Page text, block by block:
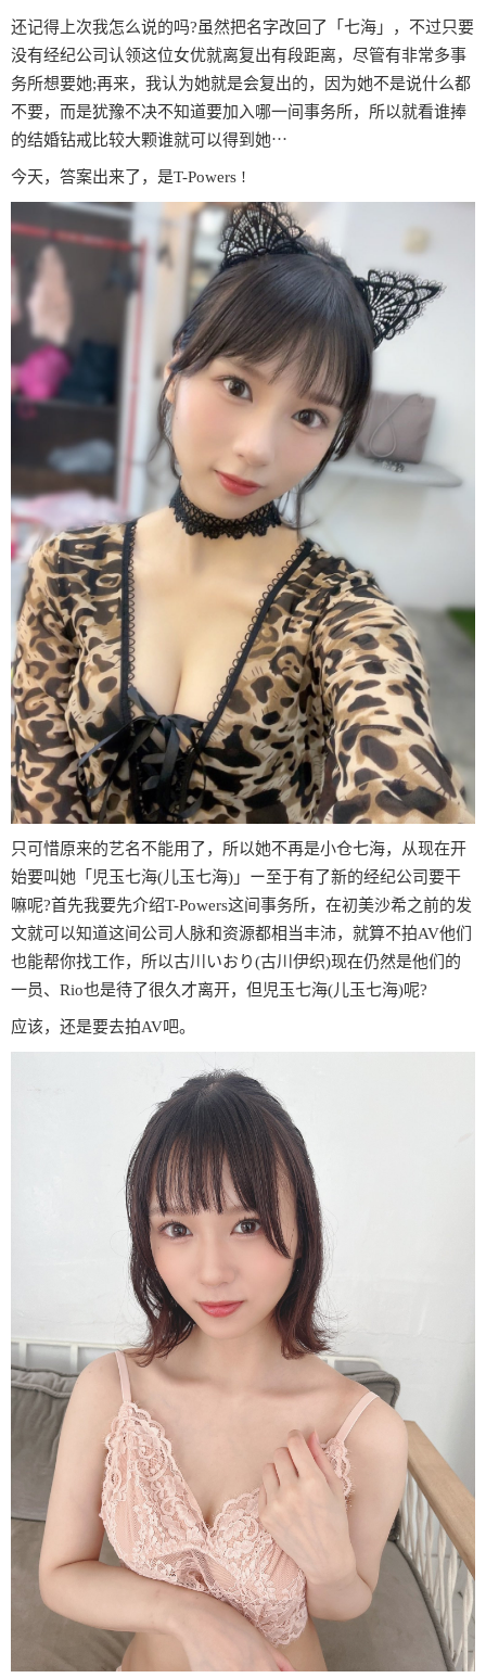
还记得上次我怎么说的吗?虽然把名字改回了「七海」，不过只要
没有经纪公司认领这位女优就离复出有段距离，尽管有非常多事
务所想要她;再来，我认为她就是会复出的，因为她不是说什么都
不要，而是犹豫不决不知道要加入哪一间事务所，所以就看谁捧
的结婚钻戒比较大颗谁就可以得到她⋯
今天，答案出来了，是T-Powers !
只可惜原来的艺名不能用了，所以她不再是小仓七海，从现在开
始要叫她「児玉七海(儿玉七海)」ー至于有了新的经纪公司要干
嘛呢?首先我要先介绍T-Powers这间事务所，在初美沙希之前的发
文就可以知道这间公司人脉和资源都相当丰沛，就算不拍AV他们
也能帮你找工作，所以古川いおり(古川伊织)现在仍然是他们的
一员、Rio也是待了很久才离开，但児玉七海(儿玉七海)呢?
应该，还是要去拍AV吧。